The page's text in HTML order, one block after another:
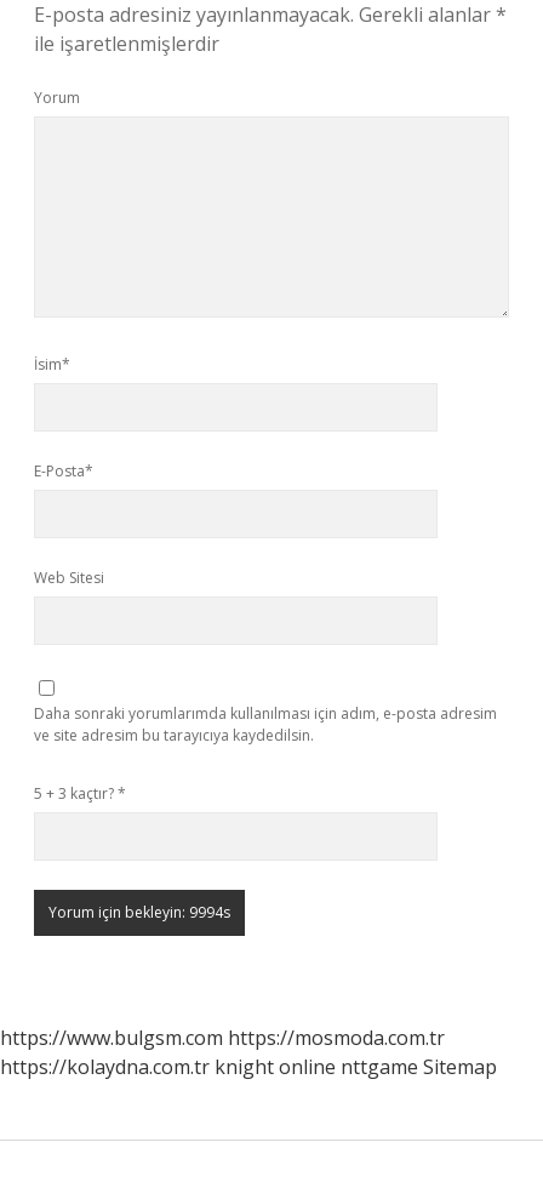
E-posta adresiniz yayınlanmayacak. Gerekli alanlar*
ile işaretlenmişlerdir
Yorum
İsim*
E-Posta*
Web Sitesi
Daha sonraki yorumlarımda kullanılması için adım, e-posta adresim
ve site adresim bu tarayıcıya kaydedilsin.
5 + 3 kaçtır?*
https://www.bulgsm.com https://mosmoda.com.tr
https://kolaydna.com.tr knight online nttgame Sitemap